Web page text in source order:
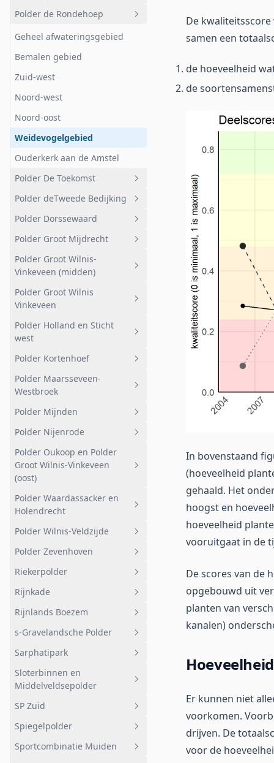
Deelgebied 5
Natuur
Kassen
Oost
Geheel afwateringsgebied
Ouderkerkerplas
Korte Dwarsweg
Ouderkerk aan de Amstel
Bullewijk en AMC
Golfterrein
Nabij recreatiegebied
Bullewijker Polder noord
Polder de Rondehoep
Geheel afwateringsgebied
Bemalen gebied
Zuid-west
Noord-west
Noord-oost
Weidevogelgebied
Ouderkerk aan de Amstel
Polder De Toekomst
Geheel afwateringsgebied
Polder De Toekomst
Polder deTweede Bedijking
Geheel afwateringsgebied
Polder deTweede Bedijking
Polder Dorssewaard
Geheel afwateringsgebied
Polder Dorssewaard
Polder Groot Mijdrecht
Geheel afwateringsgebied
Natuurreservaat
Botshol West
Stedelijk
Veldweg
Polder Groot Wilnis-
Vinkeveen (midden)
Geheel afwateringsgebied
West
Polder Groot Wilnis
Vinkeveen
Geheel afwateringsgebied
Kleine plas
Zuidplas
Noordplas
Mijdrechtse Bovenlanden
Polder Holland en Sticht
west
Geheel afwateringsgebied
Bemalen
Polder Kortenhoef
Geheel afwateringsgebied
Wijde Blik
Wijde Gat
Kortenhoef
Hilversumsch Kanaal plas-dras
Hilversumsch Kanaal
Sportvelden
Polder Maarsseveen-
Westbroek
Geheel afwateringsgebied
Agrarisch Molenpolder
Maarsseveense Zodden
Grote Maarsseveensche Plas
Nederreinsche Vaart
Klein Molenpolder
Taartpunt Zodden
Taartpunt
Molenpolder Natuurreservaat
Westbroekse Zodden
Polder het Huis te Hart
Taartpunt noord
Polder Buitenweg
Lintbebouwing
Plas
Polder Mijnden
Geheel afwateringsgebied
Polder Mijnden west
Polder Mijnden oost
Staatsbosbeheer
Polder Nijenrode
Geheel afwateringsgebied
Landelijk gebied
Kasteel Neijenrode en
sportvelden
Bebouwing
Polder Oukoop en Polder
Groot Wilnis-Vinkeveen
(oost)
Geheel afwateringsgebied
Polder Waardassacker en
Holendrecht
Geheel afwateringsgebied
Holendrechter polder
Stedelijkgebied (noord)
Stedelijkgebied (zuid)
Slot polder
Polder Wilnis-Veldzijde
Geheel afwateringsgebied
Polder Wilnis-Veldzijde
Polder Zevenhoven
Geheel afwateringsgebied
Bemalen gebied
Oude Nieuwveenseweg
Nieuw Amstel
Bloklandseweg
Odessa Driesprong De Jonker
Achterweg Zeerust
Zevenhovenseweg
Groene Jonker
Riekerpolder
Geheel afwateringsgebied
Wielerbaan
Polder
Rijnkade
Geheel afwateringsgebied
Rijnkade
Rijnlands Boezem
Geheel afwateringsgebied
Boezemland
Onderdeel van
Westeinderplassen
s-Gravelandsche Polder
Geheel afwateringsgebied
Polder
Hoofdwatergangen KRW
Waterlichaam
Sarphatipark
Geheel afwateringsgebied
Sloterbinnen en
Middelveldsepolder
Geheel afwateringsgebied
Sloterplas
Gecombineerde Polders
SP Zuid
Geheel afwateringsgebied
SP Zuid
Spiegelpolder
Geheel afwateringsgebied
Sportcombinatie Muiden
De
samen een
de hoeveelheid
de
In bovenstaand
(hoeveelheid
gehaald. Het
hoogst en
hoeveelheid
vooruitgaat in de
De scores van de
opgebouwd uit
planten van
kanalen)
Er kunnen niet
voorkomen.
drijven. De
voor de